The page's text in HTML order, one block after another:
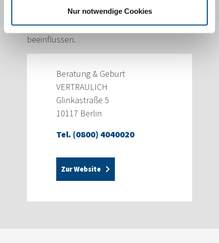
Nur notwendige Cookies
streng vertraulich. Die Mitarbeiter zeigen
Lösungsmöglichkeiten auf, ohne Dich zu
beeinflussen.
Beratung & Geburt
VERTRAULICH
Glinkastraße 5
10117 Berlin
Tel. (0800) 4040020
Zur Website